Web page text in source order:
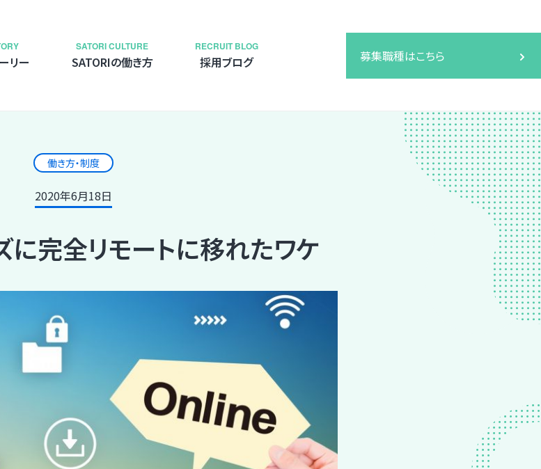
リー
SATORI CULTURE
SATORIの働き方
RECRUIT BLOG
採用ブログ 募集職種はこちら
働き方・制度
2020年6月18日
に完全リモートに移れたワケ